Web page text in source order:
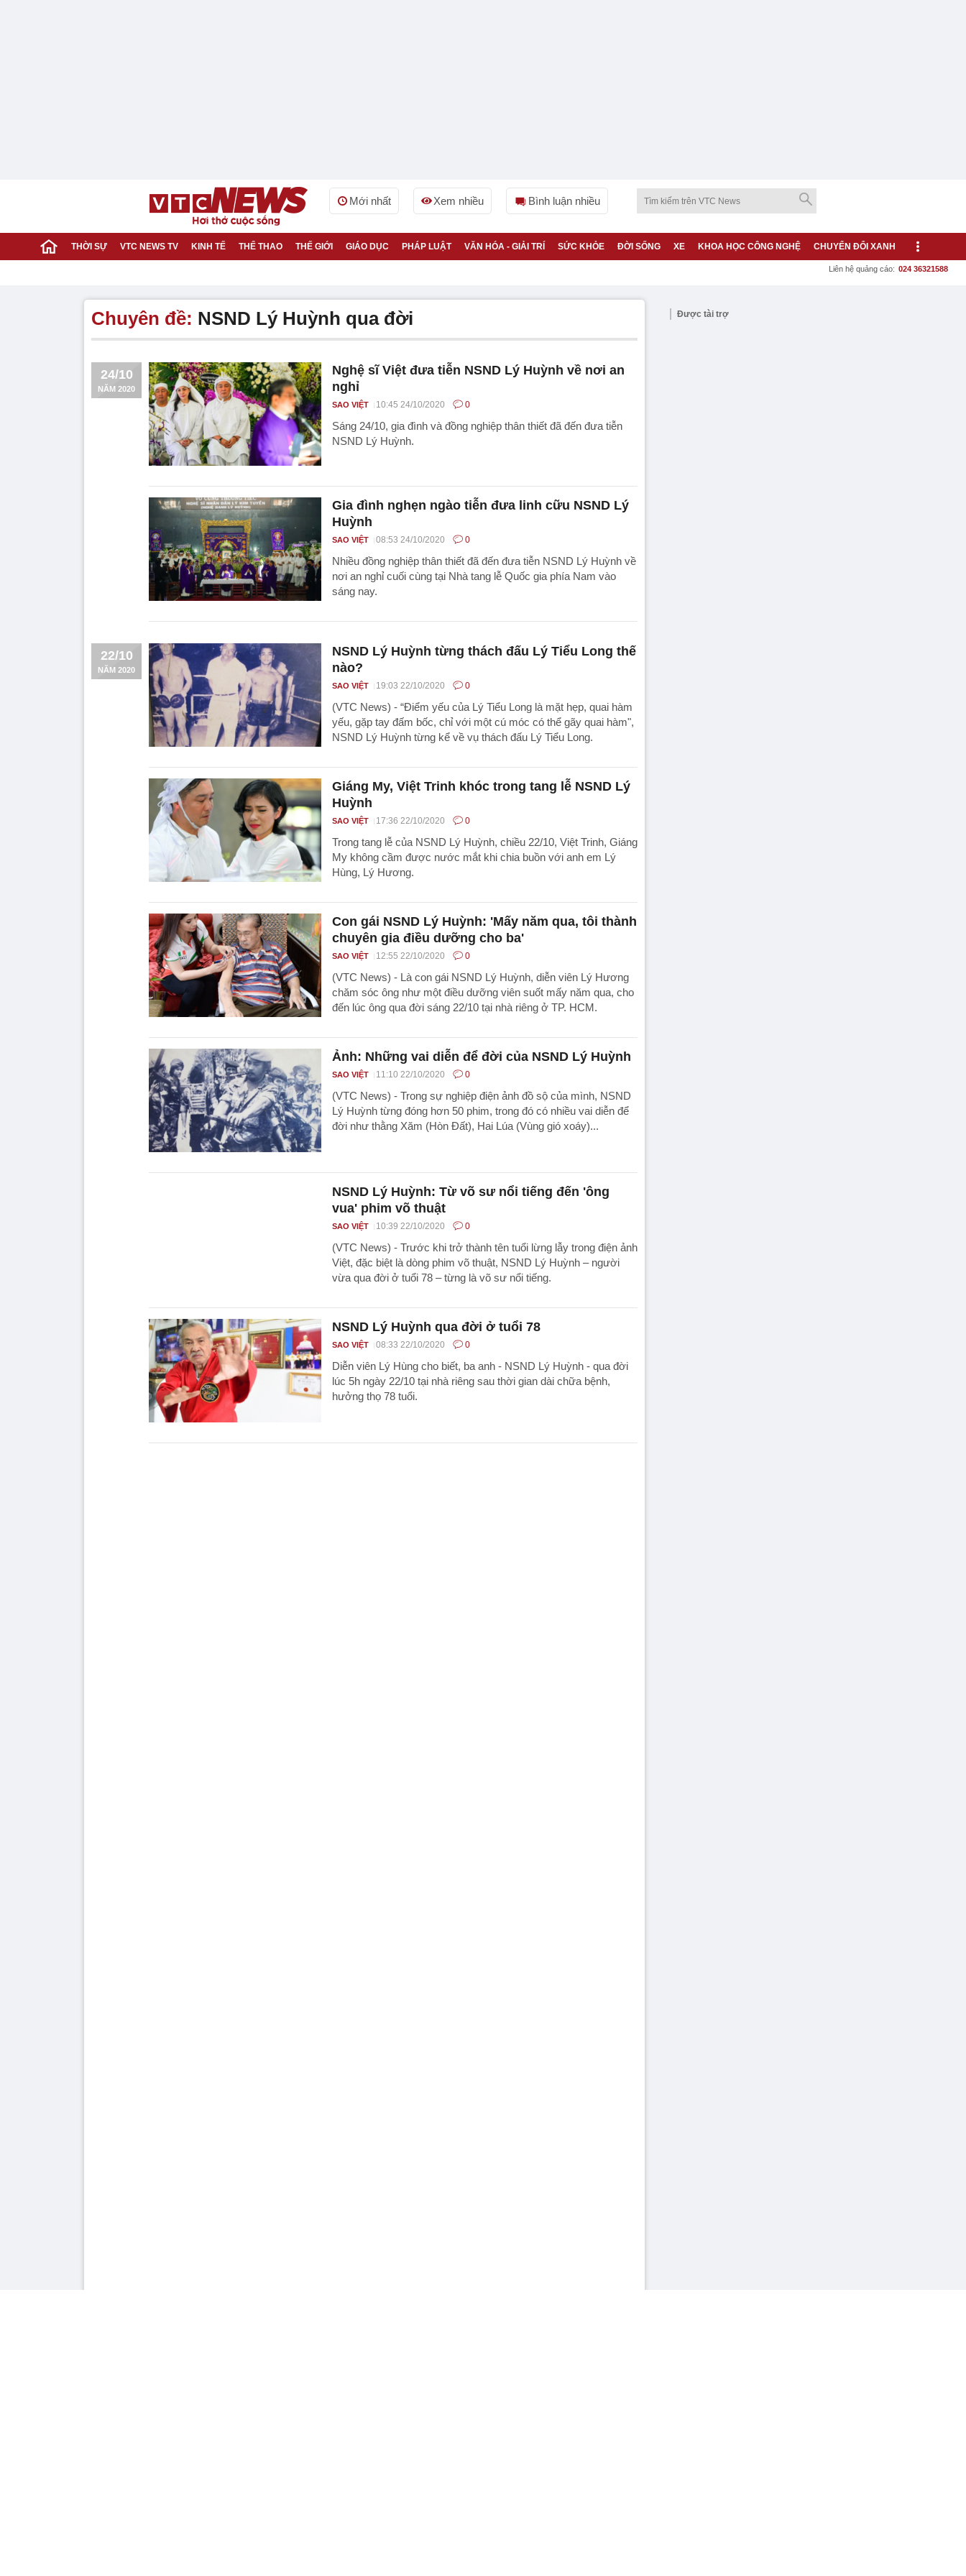
Mới nhất Xem nhiều Bình luận nhiều
THỜI SỰ VTC NEWS TV KINH TẾ THỂ THAO THẾ GIỚI GIÁO DỤC PHÁP LUẬT VĂN HÓA - GIẢI TRÍ SỨC KHỎE ĐỜI SỐNG XE KHOA HỌC CÔNG NGHỆ CHUYỂN ĐỔI XANH
Liên hệ quảng cáo: 024 36321588
Chuyên đề: NSND Lý Huỳnh qua đời
24/10
NĂM 2020
Nghệ sĩ Việt đưa tiễn NSND Lý Huỳnh về nơi an
nghỉ
SAO VIỆT 10:45 24/10/2020 0
Sáng 24/10, gia đình và đồng nghiệp thân thiết đã đến đưa tiễn
NSND Lý Huỳnh.
Gia đình nghẹn ngào tiễn đưa linh cữu NSND Lý
Huỳnh
SAO VIỆT 08:53 24/10/2020 0
Nhiều đồng nghiệp thân thiết đã đến đưa tiễn NSND Lý Huỳnh về
nơi an nghỉ cuối cùng tại Nhà tang lễ Quốc gia phía Nam vào
sáng nay.
22/10
NĂM 2020
NSND Lý Huỳnh từng thách đấu Lý Tiểu Long thế
nào?
SAO VIỆT 19:03 22/10/2020 0
(VTC News) - “Điểm yếu của Lý Tiểu Long là mặt hẹp, quai hàm
yếu, gặp tay đấm bốc, chỉ với một cú móc có thể gãy quai hàm",
NSND Lý Huỳnh từng kể về vụ thách đấu Lý Tiểu Long.
Giáng My, Việt Trinh khóc trong tang lễ NSND Lý
Huỳnh
SAO VIỆT 17:36 22/10/2020 0
Trong tang lễ của NSND Lý Huỳnh, chiều 22/10, Việt Trinh, Giáng
My không cầm được nước mắt khi chia buồn với anh em Lý
Hùng, Lý Hương.
Con gái NSND Lý Huỳnh: 'Mấy năm qua, tôi thành
chuyên gia điều dưỡng cho ba'
SAO VIỆT 12:55 22/10/2020 0
(VTC News) - Là con gái NSND Lý Huỳnh, diễn viên Lý Hương
chăm sóc ông như một điều dưỡng viên suốt mấy năm qua, cho
đến lúc ông qua đời sáng 22/10 tại nhà riêng ở TP. HCM.
Ảnh: Những vai diễn để đời của NSND Lý Huỳnh
SAO VIỆT 11:10 22/10/2020 0
(VTC News) - Trong sự nghiệp điện ảnh đồ sộ của mình, NSND
Lý Huỳnh từng đóng hơn 50 phim, trong đó có nhiều vai diễn để
đời như thằng Xăm (Hòn Đất), Hai Lúa (Vùng gió xoáy)...
NSND Lý Huỳnh: Từ võ sư nổi tiếng đến 'ông
vua' phim võ thuật
SAO VIỆT 10:39 22/10/2020 0
(VTC News) - Trước khi trở thành tên tuổi lừng lẫy trong điện ảnh
Việt, đặc biệt là dòng phim võ thuật, NSND Lý Huỳnh – người
vừa qua đời ở tuổi 78 – từng là võ sư nổi tiếng.
NSND Lý Huỳnh qua đời ở tuổi 78
SAO VIỆT 08:33 22/10/2020 0
Diễn viên Lý Hùng cho biết, ba anh - NSND Lý Huỳnh - qua đời
lúc 5h ngày 22/10 tại nhà riêng sau thời gian dài chữa bệnh,
hưởng thọ 78 tuổi.
Được tài trợ